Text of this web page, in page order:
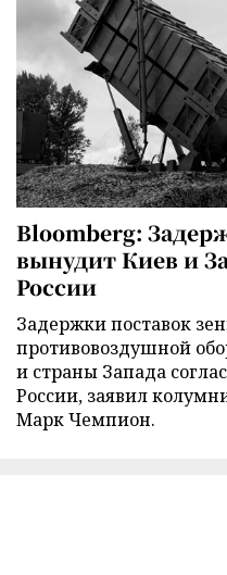
Bloomberg:
вынудит Киев и
России
Задержки поставок
противовоздушной
и страны Запада
России, заявил
Марк Чемпион.